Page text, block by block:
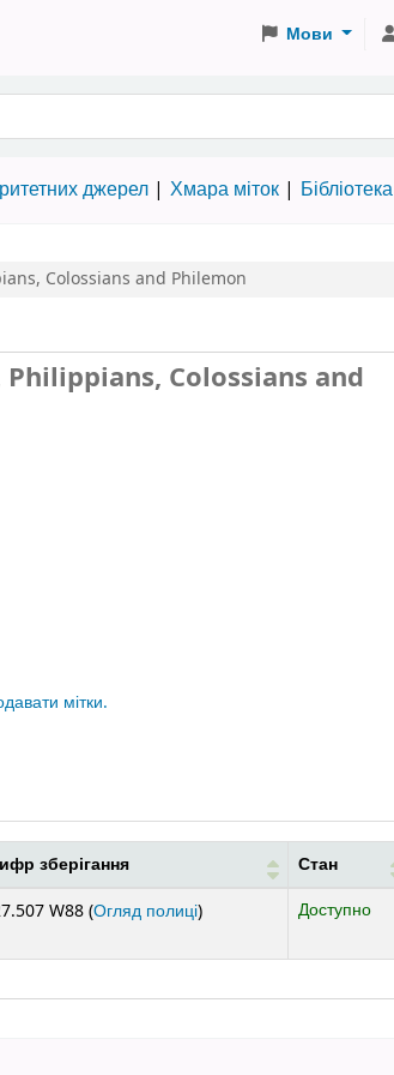
Мови
джерел Хмара міток Бібліотека
Colossians and Philemon
Colossians and
мітки.
зберігання Стан
W88 (Огляд полиці(Відкривається нижче)
) Доступно